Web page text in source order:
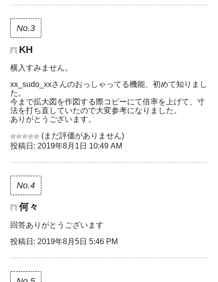
No.3
KH
横入すみません。
xx_sudo_xxさんのおっしゃってる機能、初めて知りまし
た。
今まで拡大図を作図する際コピーにて倍率を上げて、寸
法を打ち直していたので大変参考になりました。
ありがとうございます。
(まだ評価がありません)
投稿日: 2019年8月1日 10:49 AM
No.4
何々
回答ありがとうございます
投稿日: 2019年8月5日 5:46 PM